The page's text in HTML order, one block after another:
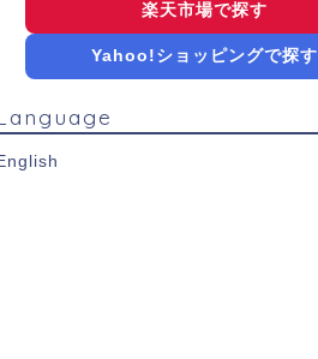
楽天市場で探す
Yahoo!ショッピングで探す